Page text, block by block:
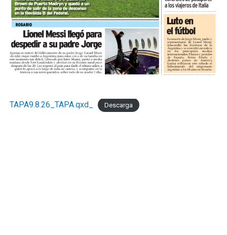
disposición de los actores públicos y privados con un
objetivo concreto: que las decisiones de política
económica estén informadas por la realidad del sector
que genera empleo formal, paga sus obligaciones y
sostiene la actividad comercial de Mar del Pata
."Necesitamos la recomposición el poder adquisitivo y el
TAPA9.8.26_TAPA.qxd_ Descarga